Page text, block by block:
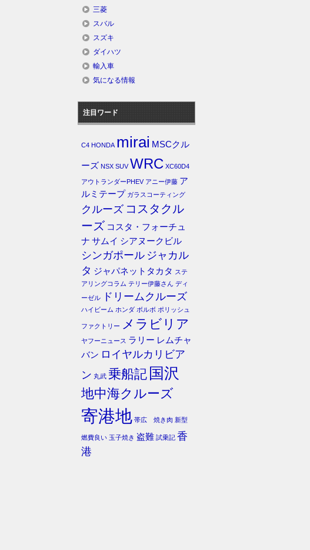
三菱
スバル
スズキ
ダイハツ
輸入車
気になる情報
注目ワード
C4 HONDA mirai MSCクル
ーズ NSX SUV WRC XC60D4
アウトランダーPHEV アニー伊藤 ア
ルミテープ ガラスコーティング
クルーズ コスタクル
ーズ コスタ・フォーチュ
ナ サムイ シアヌークビル
シンガポール ジャカル
タ ジャパネットタカタ ステ
アリングコラム テリー伊藤さん ディ
ーゼル
ドリームクルーズ
ハイビーム ホンダ ボルボ ポリッシュ
ファクトリー メラビリア
ヤフーニュース ラリー レムチャ
バン ロイヤルカリビア
ン 丸武 乗船記 国沢
地中海クルーズ
寄港地 帯広 焼き肉 新型
燃費良い 玉子焼き 盗難 試乗記 香
港